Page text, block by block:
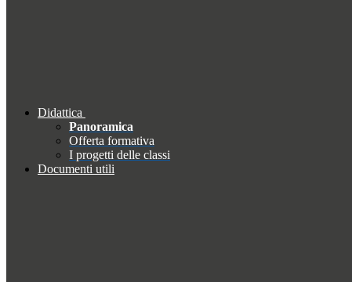
Didattica
Panoramica
Offerta formativa
I progetti delle classi
Documenti utili